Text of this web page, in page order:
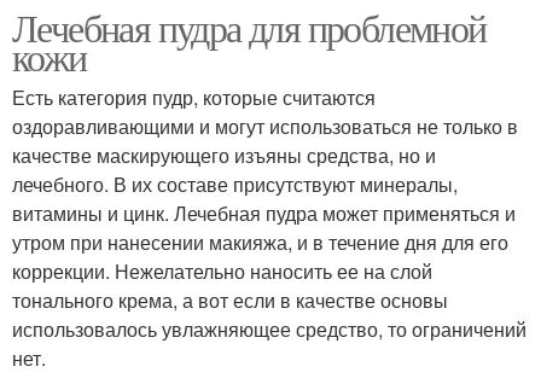
Лечебная пудра для проблемной
кожи
Есть категория пудр, которые считаются
оздоравливающими и могут использоваться не только в
качестве маскирующего изъяны средства, но и
лечебного. В их составе присутствуют минералы,
витамины и цинк. Лечебная пудра может применяться и
утром при нанесении макияжа, и в течение дня для его
коррекции. Нежелательно наносить ее на слой
тонального крема, а вот если в качестве основы
использовалось увлажняющее средство, то ограничений
нет.